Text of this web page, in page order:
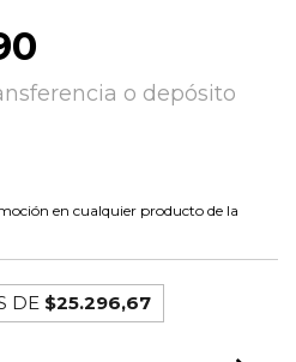
o depósito
en cualquier producto de la
DE $25.296,67